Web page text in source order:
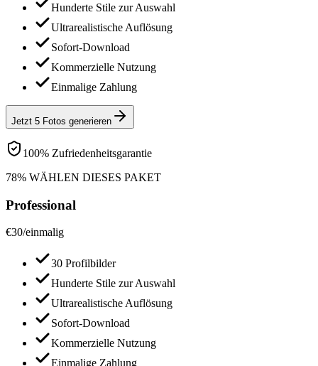
Hunderte Stile zur Auswahl
Ultrarealistische Auflösung
Sofort-Download
Kommerzielle Nutzung
Einmalige Zahlung
Jetzt 5 Fotos generieren
100% Zufriedenheitsgarantie
78% WÄHLEN DIESES PAKET
Professional
€30/einmalig
30 Profilbilder
Hunderte Stile zur Auswahl
Ultrarealistische Auflösung
Sofort-Download
Kommerzielle Nutzung
Einmalige Zahlung